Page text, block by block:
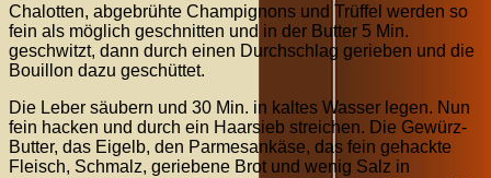
Chalotten, abgebrühte Champignons und Trüffel werden so
fein als möglich geschnitten und in der Butter 5 Min.
geschwitzt, dann durch einen Durchschlag gerieben und die
Bouillon dazu geschüttet.
Die Leber säubern und 30 Min. in kaltes Wasser legen. Nun
fein hacken und durch ein Haarsieb streichen. Die Gewürz-
Butter, das Eigelb, den Parmesankäse, das fein gehackte
Fleisch, Schmalz, geriebene Brot und wenig Salz in